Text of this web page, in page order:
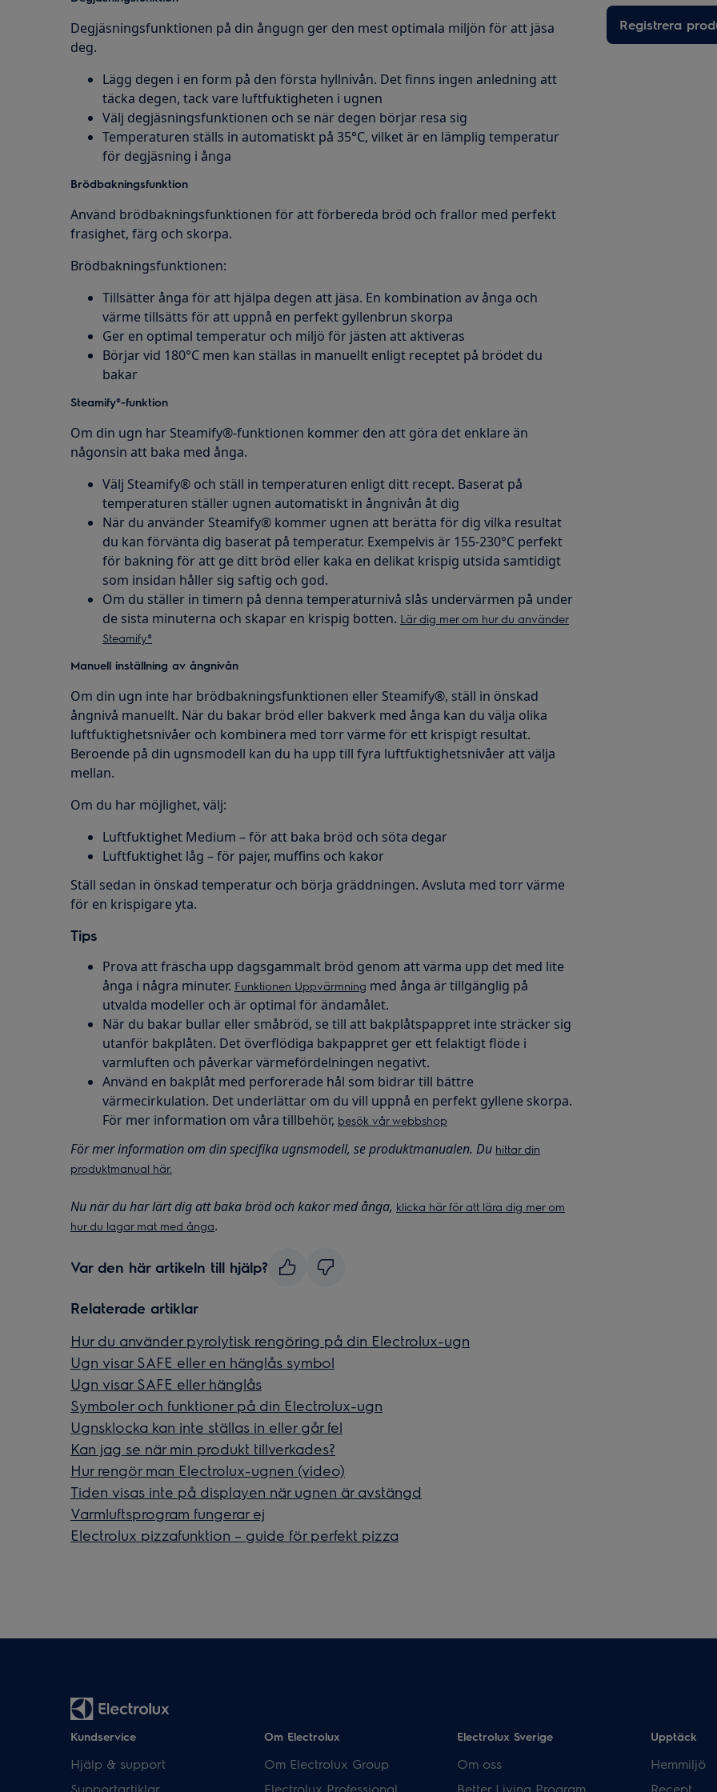
Degjäsningsfunktionen på din ångugn ger den mest optimala miljön för att jäsa
deg.
Lägg degen i en form på den första hyllnivån. Det finns ingen anledning att
täcka degen, tack vare luftfuktigheten i ugnen
Välj degjäsningsfunktionen och se när degen börjar resa sig
Temperaturen ställs in automatiskt på 35°C, vilket är en lämplig temperatur
för degjäsning i ånga
Brödbakningsfunktion
Använd brödbakningsfunktionen för att förbereda bröd och frallor med perfekt
frasighet, färg och skorpa.
Brödbakningsfunktionen:
Tillsätter ånga för att hjälpa degen att jäsa. En kombination av ånga och
värme tillsätts för att uppnå en perfekt gyllenbrun skorpa
Ger en optimal temperatur och miljö för jästen att aktiveras
Börjar vid 180°C men kan ställas in manuellt enligt receptet på brödet du
bakar
Steamify®-funktion
Om din ugn har Steamify®-funktionen kommer den att göra det enklare än
någonsin att baka med ånga.
Välj Steamify® och ställ in temperaturen enligt ditt recept. Baserat på
temperaturen ställer ugnen automatiskt in ångnivån åt dig
När du använder Steamify® kommer ugnen att berätta för dig vilka resultat
du kan förvänta dig baserat på temperatur. Exempelvis är 155-230°C perfekt
för bakning för att ge ditt bröd eller kaka en delikat krispig utsida samtidigt
som insidan håller sig saftig och god.
Om du ställer in timern på denna temperaturnivå slås undervärmen på under
de sista minuterna och skapar en krispig botten. Lär dig mer om hur du använder
Steamify®
Manuell inställning av ångnivån
Om din ugn inte har brödbakningsfunktionen eller Steamify®, ställ in önskad
ångnivå manuellt. När du bakar bröd eller bakverk med ånga kan du välja olika
luftfuktighetsnivåer och kombinera med torr värme för ett krispigt resultat.
Beroende på din ugnsmodell kan du ha upp till fyra luftfuktighetsnivåer att välja
mellan.
Om du har möjlighet, välj:
Luftfuktighet Medium – för att baka bröd och söta degar
Luftfuktighet låg – för pajer, muffins och kakor
Ställ sedan in önskad temperatur och börja gräddningen. Avsluta med torr värme
för en krispigare yta.
Tips
Prova att fräscha upp dagsgammalt bröd genom att värma upp det med lite
ånga i några minuter. Funktionen Uppvärmning med ånga är tillgänglig på
utvalda modeller och är optimal för ändamålet.
När du bakar bullar eller småbröd, se till att bakplåtspappret inte sträcker sig
utanför bakplåten. Det överflödiga bakpappret ger ett felaktigt flöde i
varmluften och påverkar värmefördelningen negativt.
Använd en bakplåt med perforerade hål som bidrar till bättre
värmecirkulation. Det underlättar om du vill uppnå en perfekt gyllene skorpa.
För mer information om våra tillbehör, besök vår webbshop
För mer information om din specifika ugnsmodell, se produktmanualen. Du hittar din
produktmanual här.
Nu när du har lärt dig att baka bröd och kakor med ånga, klicka här för att lära dig mer om
hur du lagar mat med ånga.
Var den här artikeln till hjälp?
Relaterade artiklar
Hur du använder pyrolytisk rengöring på din Electrolux-ugn
Ugn visar SAFE eller en hänglås symbol
Ugn visar SAFE eller hänglås
Symboler och funktioner på din Electrolux-ugn
Ugnsklocka kan inte ställas in eller går fel
Kan jag se när min produkt tillverkades?
Hur rengör man Electrolux-ugnen (video)
Tiden visas inte på displayen när ugnen är avstängd
Varmluftsprogram fungerar ej
Electrolux pizzafunktion – guide för perfekt pizza
Registrera
Kundservice
Hjälp & support
Supportartiklar
Om Electrolux
Om Electrolux Group
Electrolux Professional
Electrolux Sverige
Om oss
Better Living Program
Upptäck
Hemmiljö
Recept